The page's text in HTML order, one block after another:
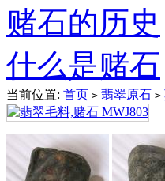
赌石的历史
什么是赌石
当前位置: 首页 > 翡翠原石 >